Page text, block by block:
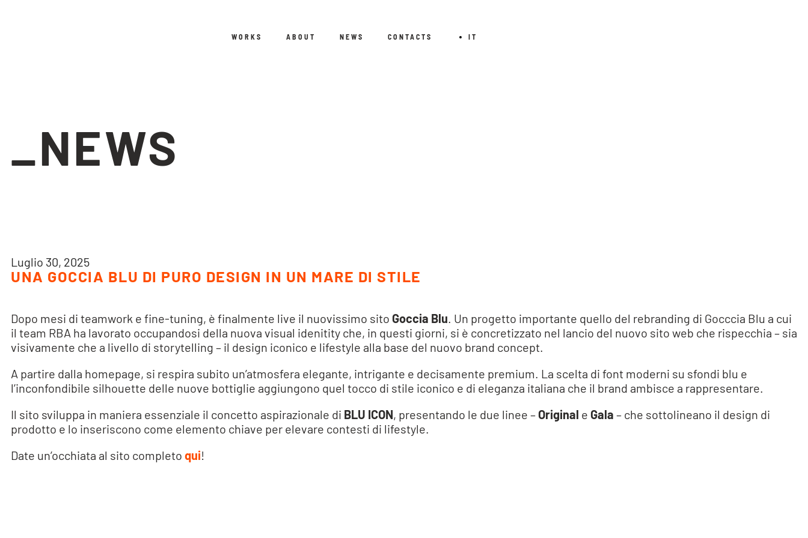
WORKS ABOUT NEWS CONTACTS IT
_NEWS
Luglio 30, 2025
UNA GOCCIA BLU DI PURO DESIGN IN UN MARE DI STILE
Dopo mesi di teamwork e fine-tuning, è finalmente live il nuovissimo sito Goccia Blu. Un progetto importante quello del rebranding di Gocccia Blu a cui
il team RBA ha lavorato occupandosi della nuova visual idenitity che, in questi giorni, si è concretizzato nel lancio del nuovo sito web che rispecchia – sia
visivamente che a livello di storytelling – il design iconico e lifestyle alla base del nuovo brand concept.
A partire dalla homepage, si respira subito un’atmosfera elegante, intrigante e decisamente premium. La scelta di font moderni su sfondi blu e
l’inconfondibile silhouette delle nuove bottiglie aggiungono quel tocco di stile iconico e di eleganza italiana che il brand ambisce a rappresentare.
Il sito sviluppa in maniera essenziale il concetto aspirazionale di BLU ICON, presentando le due linee – Original e Gala – che sottolineano il design di
prodotto e lo inseriscono come elemento chiave per elevare contesti di lifestyle.
Date un’occhiata al sito completo qui!